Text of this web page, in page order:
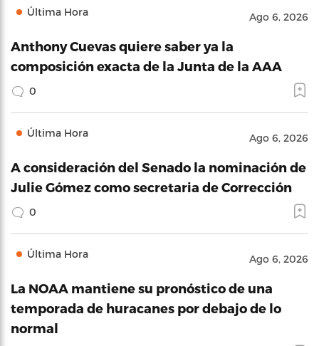
Última Hora Ago 6, 2026
Anthony Cuevas quiere saber ya la
composición exacta de la Junta de la AAA
0
Última Hora Ago 6, 2026
A consideración del Senado la nominación de
Julie Gómez como secretaria de Corrección
0
Última Hora Ago 6, 2026
La NOAA mantiene su pronóstico de una
temporada de huracanes por debajo de lo
normal